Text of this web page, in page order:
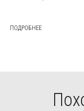
ПОДРОБНЕЕ